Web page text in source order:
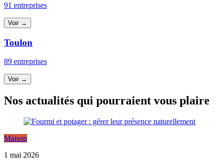
91 entreprises
Voir →
Toulon
89 entreprises
Voir →
Nos actualités qui pourraient vous plaire
Maison
1 mai 2026